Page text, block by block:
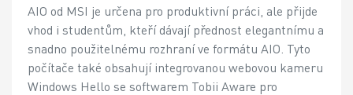
AIO od MSI je určena pro produktivní práci, ale přijde
vhod i studentům, kteří dávají přednost elegantnímu a
snadno použitelnému rozhraní ve formátu AIO. Tyto
počítače také obsahují integrovanou webovou kameru
Windows Hello se softwarem Tobii Aware pro